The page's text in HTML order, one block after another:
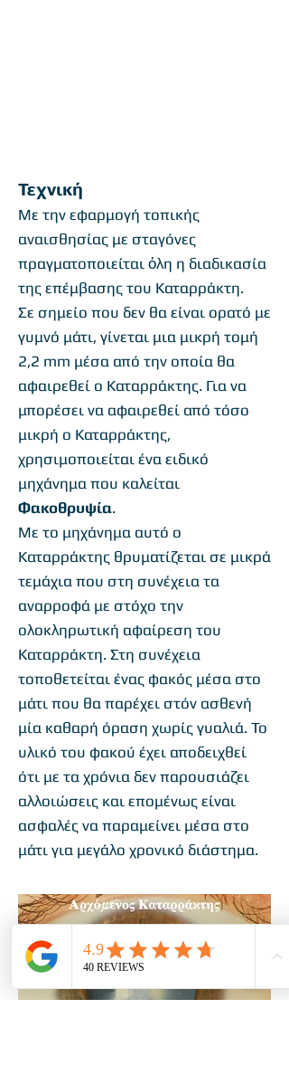
Τεχνική
Με την εφαρμογή τοπικής
αναισθησίας με σταγόνες
πραγματοποιείται ὀλη η διαδικασία
της επέμβασης του Καταρράκτη.
Σε σημείο που δεν θα είναι ορατό με
γυμνό μάτι, γίνεται μια μικρή τομή
2,2 mm μέσα από την οποία θα
αφαιρεθεί ο Καταρράκτης. Για να
μπορέσει να αφαιρεθεί από τόσο
μικρή ο Καταρράκτης,
χρησιμοποιείται ένα ειδικό
μηχάνημα που καλείται
Φακοθρυψία.
Με το μηχάνημα αυτό ο
Καταρράκτης θρυματίζεται σε μικρά
τεμάχια που στη συνέχεια τα
αναρροφά με στόχο την
ολοκληρωτική αφαίρεση του
Καταρράκτη. Στη συνέχεια
τοποθετείται ένας φακός μέσα στο
μάτι που θα παρέχει στόν ασθενή
μία καθαρή όραση χωρίς γυαλιά. Το
υλικό του φακού έχει αποδειχθεί
ότι με τα χρόνια δεν παρουσιάζει
αλλοιώσεις και επομένως είναι
ασφαλές να παραμείνει μέσα στο
μάτι για μεγάλο χρονικό διάστημα.